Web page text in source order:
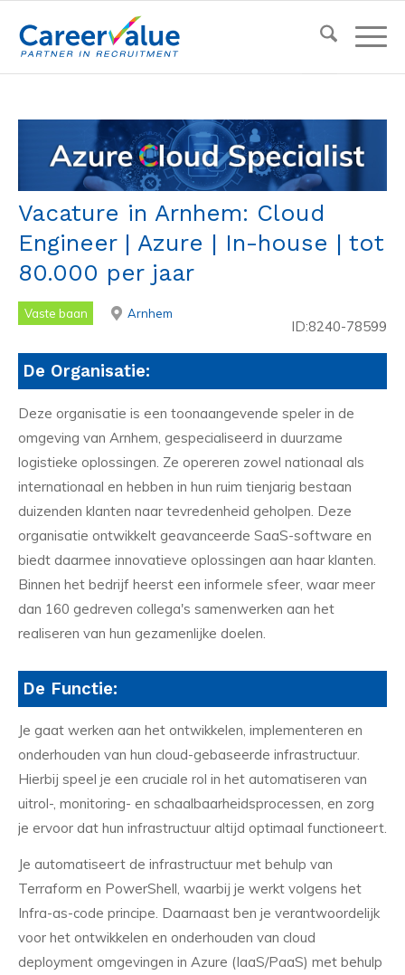
Vacature in Arnhem: Cloud
Engineer | Azure | In-house | tot
80.000 per jaar
Vaste baan Arnhem
ID:8240-78599
De Organisatie:
Deze organisatie is een toonaangevende speler in de
omgeving van Arnhem, gespecialiseerd in duurzame
logistieke oplossingen. Ze opereren zowel nationaal als
internationaal en hebben in hun ruim tienjarig bestaan
duizenden klanten naar tevredenheid geholpen. Deze
organisatie ontwikkelt geavanceerde SaaS-software en
biedt daarmee innovatieve oplossingen aan haar klanten.
Binnen het bedrijf heerst een informele sfeer, waar meer
dan 160 gedreven collega's samenwerken aan het
realiseren van hun gezamenlijke doelen.
De Functie:
Je gaat werken aan het ontwikkelen, implementeren en
onderhouden van hun cloud-gebaseerde infrastructuur.
Hierbij speel je een cruciale rol in het automatiseren van
uitrol-, monitoring- en schaalbaarheidsprocessen, en zorg
je ervoor dat hun infrastructuur altijd optimaal functioneert.
Je automatiseert de infrastructuur met behulp van
Terraform en PowerShell, waarbij je werkt volgens het
Infra-as-code principe. Daarnaast ben je verantwoordelijk
voor het ontwikkelen en onderhouden van cloud
deployment omgevingen in Azure (IaaS/PaaS) met behulp